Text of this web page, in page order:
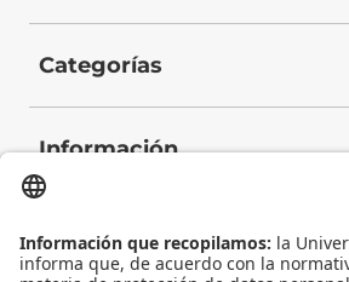
Categorías
Información
Contacto